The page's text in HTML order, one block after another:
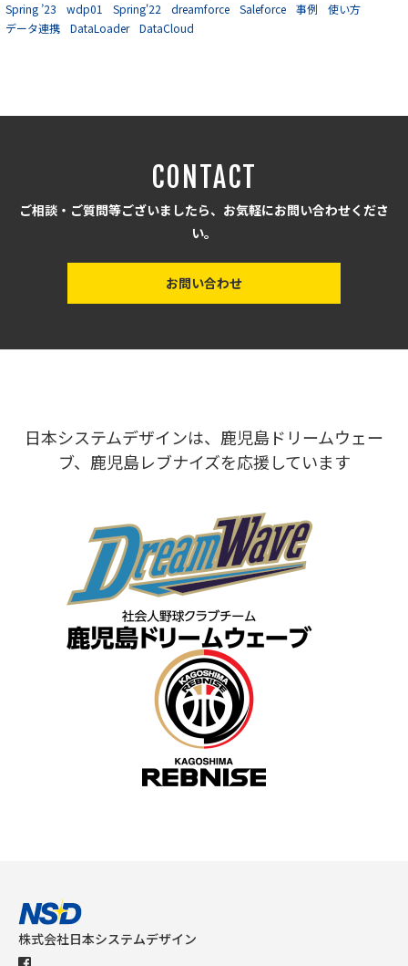
Spring ’23
wdp01 Spring'22 dreamforce Saleforce 事例
使い方
データ連携
DataLoader DataCloud
CONTACT
ご相談・ご質問等ございましたら、お気軽にお問い合わせくださ
い。
お問い合わせ
日本システムデザインは、鹿児島ドリームウェー
ブ、鹿児島レブナイズを応援しています
株式会社日本システムデザイン